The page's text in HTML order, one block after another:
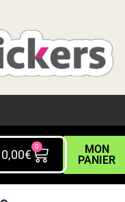
0,00€
0
MON
PANIER